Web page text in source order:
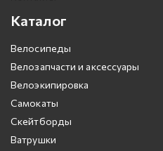
Каталог
Велосипеды
Велозапчасти и аксессуары
Велоэкипировка
Самокаты
Скейтборды
Ватрушки